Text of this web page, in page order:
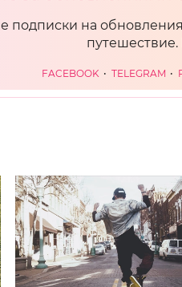
подписки на
FACEBOOK TELEGRAM